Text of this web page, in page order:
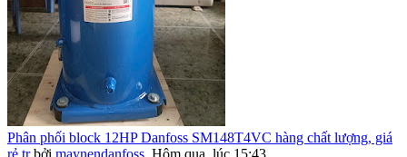
Phân phối block 12HP Danfoss SM148T4VC hàng chất lượng, giá